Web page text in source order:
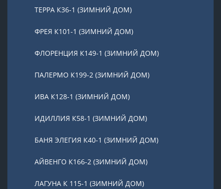
ТЕРРА К36-1 (ЗИМНИЙ ДОМ)
ФРЕЯ К101-1 (ЗИМНИЙ ДОМ)
ФЛОРЕНЦИЯ К149-1 (ЗИМНИЙ ДОМ)
ПАЛЕРМО К199-2 (ЗИМНИЙ ДОМ)
ИВА К128-1 (ЗИМНИЙ ДОМ)
ИДИЛЛИЯ К58-1 (ЗИМНИЙ ДОМ)
БАНЯ ЭЛЕГИЯ К40-1 (ЗИМНИЙ ДОМ)
АЙВЕНГО К166-2 (ЗИМНИЙ ДОМ)
ЛАГУНА К 115-1 (ЗИМНИЙ ДОМ)